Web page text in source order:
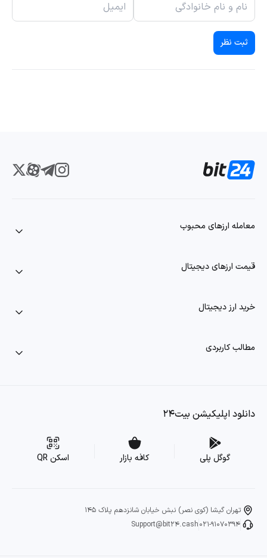
ثبت نظر
معامله ارزهای محبوب
قیمت ارزهای دیجیتال
خرید ارز دیجیتال
مطالب کاربردی
دانلود اپلیکیشن بیت۲۴
گوگل پلی کافه بازار اسکن QR
تهران گیشا (کوی نصر) نبش خیابان شانزدهم پلاک 145
021-91070394
Support@bit24.cash